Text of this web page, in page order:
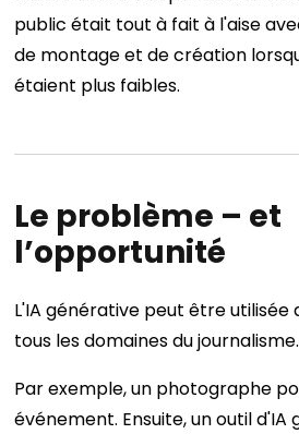
public était tout à fait à l'aise
de montage et de création
étaient plus faibles.
Le problème – et
l’opportunité
L'IA générative peut être
tous les domaines du journalisme.
Par exemple, un photographe
événement. Ensuite, un outil